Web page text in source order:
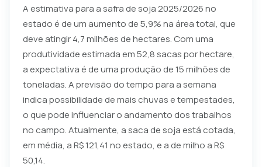
A estimativa para a safra de soja 2025/2026 no
estado é de um aumento de 5,9% na área total, que
deve atingir 4,7 milhões de hectares. Com uma
produtividade estimada em 52,8 sacas por hectare,
a expectativa é de uma produção de 15 milhões de
toneladas. A previsão do tempo para a semana
indica possibilidade de mais chuvas e tempestades,
o que pode influenciar o andamento dos trabalhos
no campo. Atualmente, a saca de soja está cotada,
em média, a R$ 121,41 no estado, e a de milho a R$
50,14.